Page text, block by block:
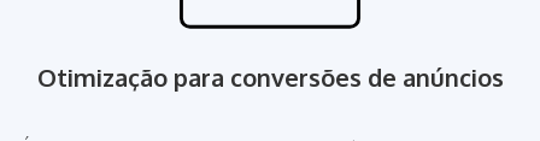
Otimização para conversões de anúncios